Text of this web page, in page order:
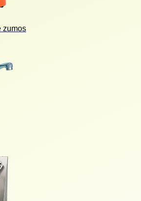
zumos